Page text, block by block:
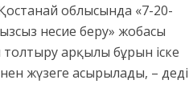
облысында «7-20-
несие беру» жобасы
арқылы бұрын іске
жүзеге асырылады, – деді